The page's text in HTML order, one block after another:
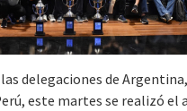
delegaciones de
este martes se realizó el